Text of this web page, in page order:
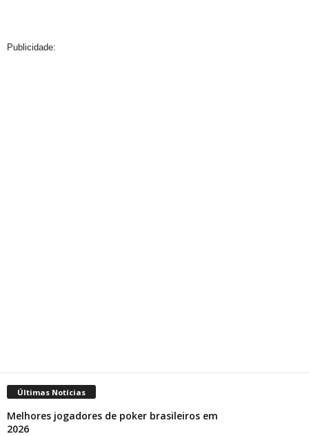
Publicidade:
Últimas Notícias
Melhores jogadores de poker brasileiros em
2026